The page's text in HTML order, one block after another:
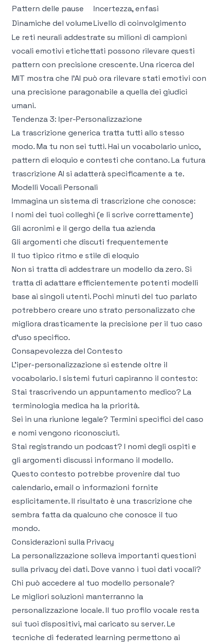
Pattern delle pause
Incertezza, enfasi
Dinamiche del volumeLivello di coinvolgimento
Le reti neurali addestrate su milioni di campioni
vocali emotivi etichettati possono rilevare questi
pattern con precisione crescente.Una ricerca del
MIT mostra che l'AI può ora rilevare stati emotivi con
una precisione paragonabile a quella dei giudici
umani.
Tendenza 3: Iper-Personalizzazione
La trascrizione generica tratta tutti allo stesso
modo. Ma tu non sei tutti. Hai un vocabolario unico,
pattern di eloquio e contesti che contano. La futura
trascrizione AI si adatterà specificamente a te.
Modelli Vocali Personali
Immagina un sistema di trascrizione che conosce:
I nomi dei tuoi colleghi (e li scrive correttamente)
Gli acronimi e il gergo della tua azienda
Gli argomenti che discuti frequentemente
Il tuo tipico ritmo e stile di eloquio
Non si tratta di addestrare un modello da zero. Si
tratta di adattare efficientemente potenti modelli
base ai singoli utenti. Pochi minuti del tuo parlato
potrebbero creare uno strato personalizzato che
migliora drasticamente la precisione per il tuo caso
d'uso specifico.
Consapevolezza del Contesto
L'iper-personalizzazione si estende oltre il
vocabolario. I sistemi futuri capiranno il contesto:
Stai trascrivendo un appuntamento medico? La
terminologia medica ha la priorità.
Sei in una riunione legale? Termini specifici del caso
e nomi vengono riconosciuti.
Stai registrando un podcast? I nomi degli ospiti e
gli argomenti discussi informano il modello.
Questo contesto potrebbe provenire dal tuo
calendario, email o informazioni fornite
esplicitamente. Il risultato è una trascrizione che
sembra fatta da qualcuno che conosce il tuo
mondo.
Considerazioni sulla Privacy
La personalizzazione solleva importanti questioni
sulla privacy dei dati. Dove vanno i tuoi dati vocali?
Chi può accedere al tuo modello personale?
Le migliori soluzioni manterranno la
personalizzazione locale. Il tuo profilo vocale resta
sui tuoi dispositivi, mai caricato su server. Le
tecniche di federated learning permettono ai